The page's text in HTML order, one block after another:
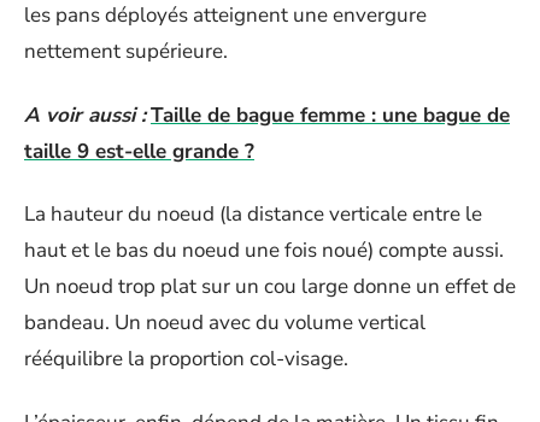
les pans déployés atteignent une envergure
nettement supérieure.
A voir aussi :Taille de bague femme : une bague de
taille 9 est-elle grande ?
La hauteur du noeud (la distance verticale entre le
haut et le bas du noeud une fois noué) compte aussi.
Un noeud trop plat sur un cou large donne un effet de
bandeau. Un noeud avec du volume vertical
rééquilibre la proportion col-visage.